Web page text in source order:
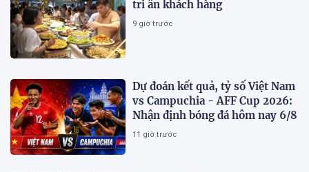
tri ân khách hàng
9 giờ trước
Dự đoán kết quả, tỷ số Việt Nam
vs Campuchia - AFF Cup 2026:
Nhận định bóng đá hôm nay 6/8
11 giờ trước